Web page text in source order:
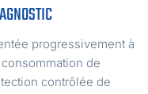
progressivement à
de
contrôlée de